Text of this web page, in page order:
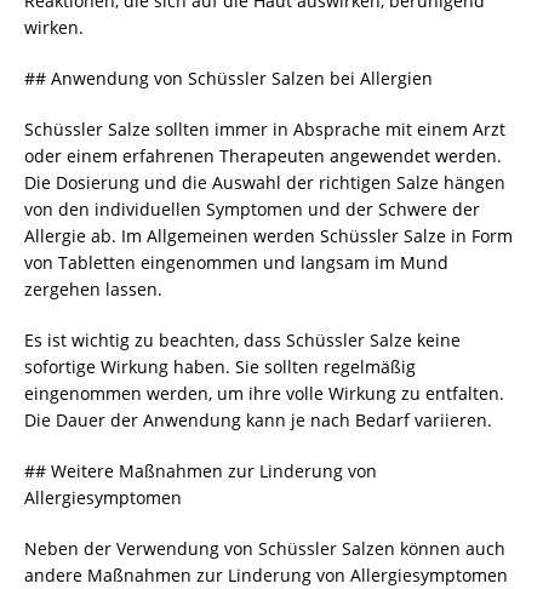
wirken.
## Anwendung von Schüssler Salzen bei Allergien
Schüssler Salze sollten immer in Absprache mit einem Arzt
oder einem erfahrenen Therapeuten angewendet werden.
Die Dosierung und die Auswahl der richtigen Salze hängen
von den individuellen Symptomen und der Schwere der
Allergie ab. Im Allgemeinen werden Schüssler Salze in Form
von Tabletten eingenommen und langsam im Mund
zergehen lassen.
Es ist wichtig zu beachten, dass Schüssler Salze keine
sofortige Wirkung haben. Sie sollten regelmäßig
eingenommen werden, um ihre volle Wirkung zu entfalten.
Die Dauer der Anwendung kann je nach Bedarf variieren.
## Weitere Maßnahmen zur Linderung von
Allergiesymptomen
Neben der Verwendung von Schüssler Salzen können auch
andere Maßnahmen zur Linderung von Allergiesymptomen